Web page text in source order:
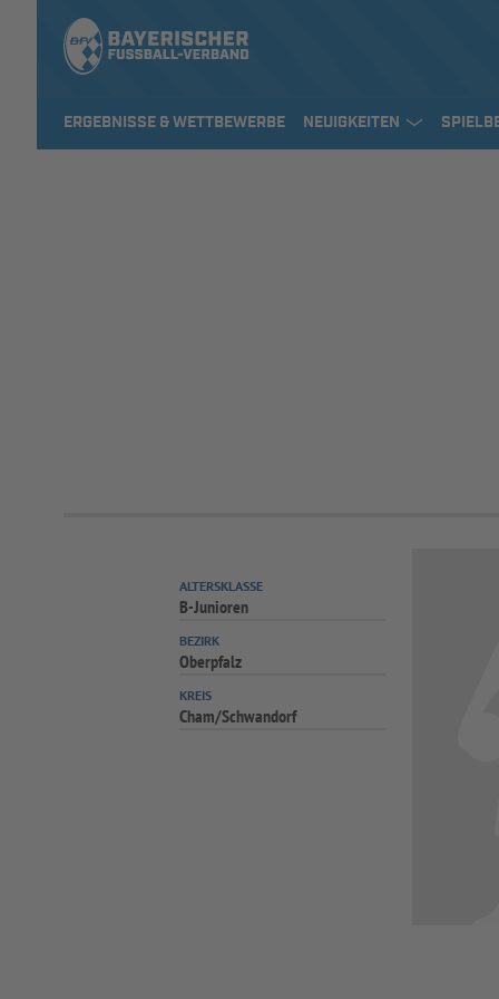
ERGEBNISSE & WETTBEWERBE NEUIGKEITEN
ALTERSKLASSE
B-Junioren
BEZIRK
Oberpfalz
KREIS
Cham/Schwandorf